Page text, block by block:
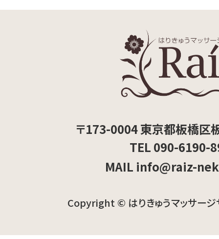
〒173-0004 東京都板橋区
TEL 090-6190-
MAIL info@raiz-
Copyright © はりきゅうマッサージ